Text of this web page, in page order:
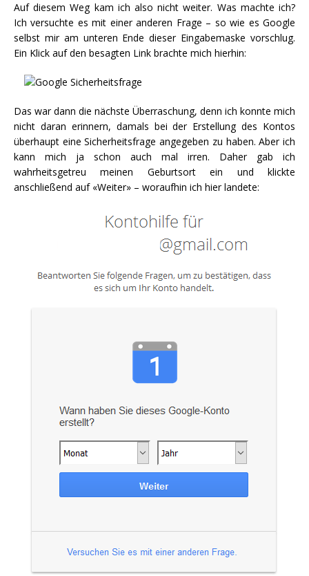
Auf diesem Weg kam ich also nicht weiter. Was machte ich?
Ich versuchte es mit einer anderen Frage – so wie es Google
selbst mir am unteren Ende dieser Eingabemaske vorschlug.
Ein Klick auf den besagten Link brachte mich hierhin:
Das war dann die nächste Überraschung, denn ich konnte mich
nicht daran erinnern, damals bei der Erstellung des Kontos
überhaupt eine Sicherheitsfrage angegeben zu haben. Aber ich
kann mich ja schon auch mal irren. Daher gab ich
wahrheitsgetreu meinen Geburtsort ein und klickte
anschließend auf «Weiter» – woraufhin ich hier landete: